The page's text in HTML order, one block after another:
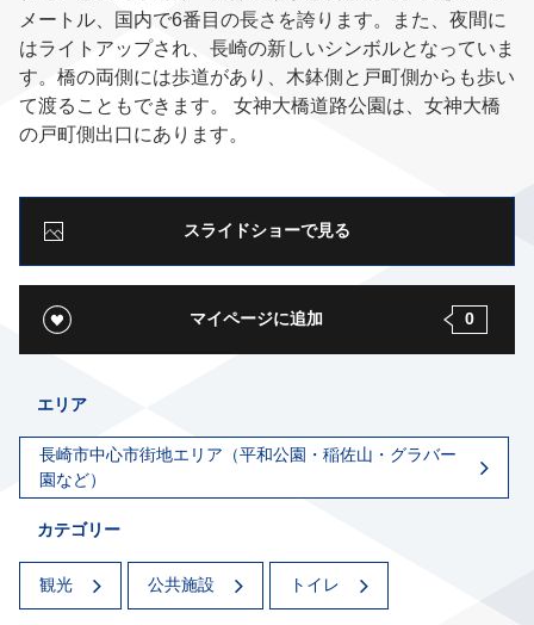
メートル、国内で6番目の長さを誇ります。また、夜間に
はライトアップされ、長崎の新しいシンボルとなっていま
す。橋の両側には歩道があり、木鉢側と戸町側からも歩い
て渡ることもできます。 女神大橋道路公園は、女神大橋
の戸町側出口にあります。
スライドショーで見る
マイページに追加 0
エリア
長崎市中心市街地エリア（平和公園・稲佐山・グラバー
園など）
カテゴリー
観光 公共施設 トイレ